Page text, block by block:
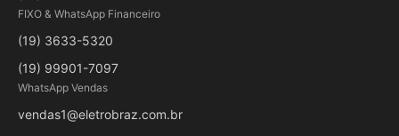
FIXO & WhatsApp Financeiro
(19) 3633-5320
(19) 99901-7097
WhatsApp Vendas
vendas1@eletrobraz.com.br